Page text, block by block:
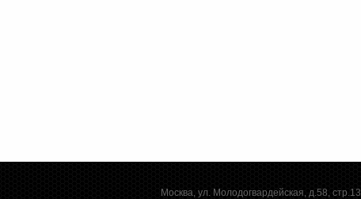
Москва, ул. Молодогвардейская, д.58, стр.13